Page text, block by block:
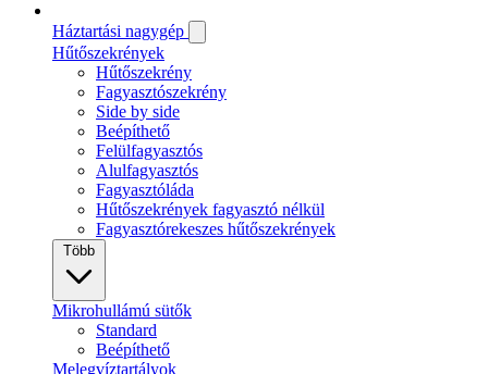
Háztartási nagygép
Hűtőszekrények
Hűtőszekrény
Fagyasztószekrény
Side by side
Beépíthető
Felülfagyasztós
Alulfagyasztós
Fagyasztóláda
Hűtőszekrények fagyasztó nélkül
Fagyasztórekeszes hűtőszekrények
Mikrohullámú sütők
Standard
Beépíthető
Melegvíztartályok